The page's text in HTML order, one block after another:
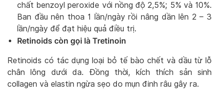
chất benzoyl peroxide với nồng độ 2,5%; 5% và 10%.
Ban đầu nên thoa 1 lần/ngày rồi nâng dần lên 2 – 3
lần/ngày để đạt hiệu quả điều trị.
Retinoids còn gọi là Tretinoin
Retinoids có tác dụng loại bỏ tế bào chết và dầu từ lỗ
chân lông dưới da. Đồng thời, kích thích sản sinh
collagen và elastin ngừa sẹo do mụn đinh râu gây ra.